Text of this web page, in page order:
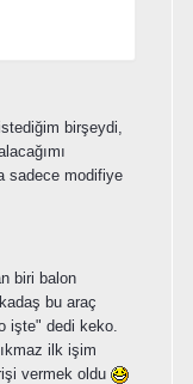
birşeydi,
sadece modifiye
biri balon
bu araç
işte" dedi keko.
ilk işim
vermek oldu